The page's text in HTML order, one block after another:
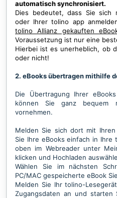
automatisch synchronisiert.
Dies bedeutet, dass Sie sich
oder Ihrer tolino app
tolino Allianz gekauften
Voraussetzung ist nur eine
Hierbei ist es unerheblich, ob
oder nicht!
2. eBooks übertragen mithilfe
Die Übertragung Ihrer
können Sie ganz bequem
vornehmen.
Melden Sie sich dort mit
Sie Ihre eBooks einfach in Ihre
oben im Webreader unter
klicken und Hochladen
Wählen Sie im nächsten
PC/MAC gespeicherte eBook
Melden Sie Ihr tolino-
Zugangsdaten an und starten